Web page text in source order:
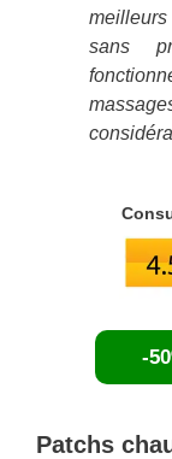
sans
-
Patchs